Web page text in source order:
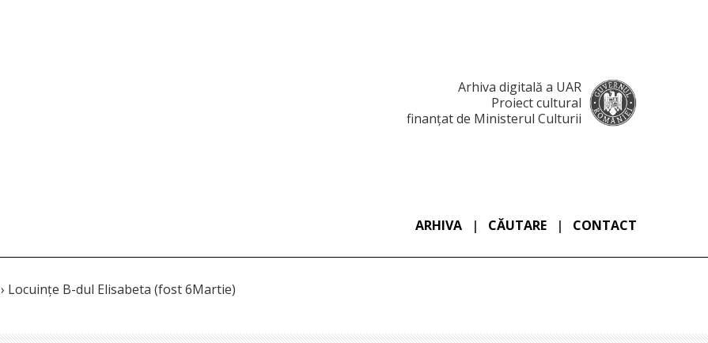
Arhiva digitală a UAR
Proiect cultural
finanțat de Ministerul Culturii
ARHIVA | CĂUTARE | CONTACT
› Locuințe B-dul Elisabeta (fost 6Martie)